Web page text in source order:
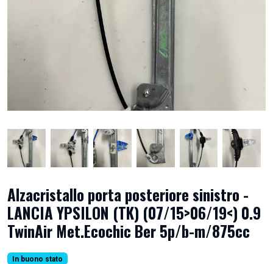
Alzacristallo porta posteriore sinistro -
LANCIA YPSILON (TK) (07/15>06/19<) 0.9
TwinAir Met.Ecochic Ber 5p/b-m/875cc
In buono stato